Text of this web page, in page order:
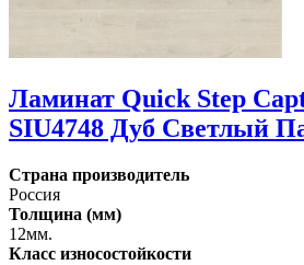
Ламинат Quick Step
SIU4748 Дуб Светлый
Страна производитель
Россия
Толщина (мм)
12мм.
Класс износостойкости